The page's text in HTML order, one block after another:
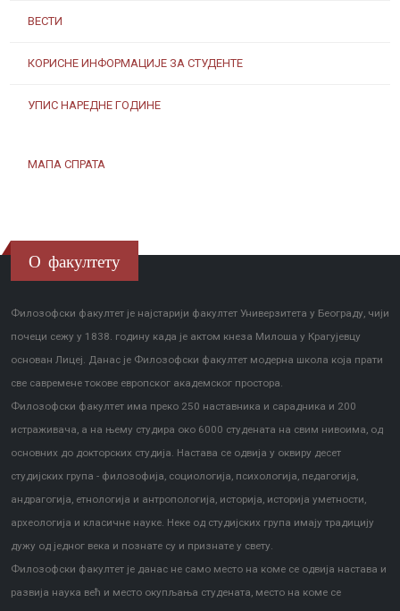
ВЕСТИ
КОРИСНЕ ИНФОРМАЦИЈЕ ЗА СТУДЕНТЕ
УПИС НАРЕДНЕ ГОДИНЕ
МАПА СПРАТА
О факултету
Филозофски факултет је најстарији факултет Универзитета у Београду, чији
почеци сежу у 1838. годину када је актом кнеза Милоша у Крагујевцу
основан Лицеј. Данас је Филозофски факултет модерна школа која прати
све савремене токове европског академског простора.
Филозофски факултет има преко 250 наставника и сарадника и 200
истраживача, а на њему студира око 6000 студената на свим нивоима, од
основних до докторских студија. Настава се одвија у оквиру десет
студијских група - филозофија, социологија, психологија, педагогија,
андрагогија, етнологија и антропологија, историја, историја уметности,
археологија и класичне науке. Неке од студијских група имају традицију
дужу од једног века и познате су и признате у свету.
Филозофски факултет је данас не само место на коме се одвија настава и
развија наука већ и место окупљања студената, место на коме се